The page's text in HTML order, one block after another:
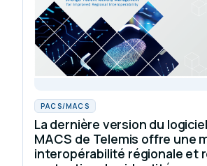
PACS/MACS
La dernière version du
MACS de Telemis offre une
interopérabilité régionale et